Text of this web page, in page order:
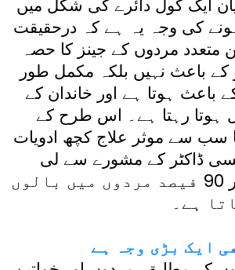
ایک گول دائرے کی شکل میں
کی وجہ یہ ہے کہ درحقیقت
متعدد مردوں کے جینز کا حصہ
کے باعث نہیں بلکہ مکمل طور
باعث ہوتا ہے اور خاندان کے
ہوتا رہتا ہے۔ اس طرح کے
سب سے موثر علاج کچھ ادویات
ڈاکٹر کے مشورے سے لی
جاسکتی ہیں اور 90 فیصد مردوں میں بالوں
ہے۔